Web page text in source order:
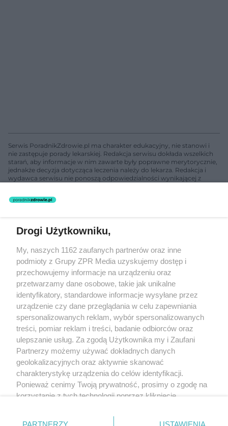
Serwis PoradnikZdrowie.pl ma charakter edukacyjny, nie stanowi i
nie zastępuje porady lekarskiej. Redakcja serwisu dokłada wszelkich
starań, aby informacje w nim zawarte były poprawne merytorycznie,
jednakże decyzja dotycząca leczenia należy do lekarza. Redakcja i
wydawca serwisu nie ponoszą odpowiedzialności wynikającej z
świadczeń zdrowotnych w rozumieniu art. 3 ust 1 ustawy o
rozpowszechniany lub dalej rozpowszechniany w jakikolwiek sposób
(w tym także elektroniczny lub mechaniczny) na jakimkolwiek polu
eksploatacji w jakiejkolwiek formie, włącznie z umieszczaniem w
Internecie bez pisemnej zgody właściciela praw. Jakiekolwiek użycie
lub wykorzystanie utworów w całości lub w części z naruszeniem
prawa, tzn. bez właściwej zgody, jest zabronione pod groźbą kary i
może być ścigane prawnie.
O nas
Informacje prawne
Nasze serwisy
Drogi Użytkowniku,
My, naszych 1162 zaufanych partnerów oraz inne
podmioty z Grupy ZPR Media uzyskujemy dostęp i
przechowujemy informacje na urządzeniu oraz
przetwarzamy dane osobowe, takie jak unikalne
identyfikatory, standardowe informacje wysyłane przez
urządzenie czy dane przeglądania w celu zapewniania
spersonalizowanych reklam, wybór spersonalizowanych
treści, pomiar reklam i treści, badanie odbiorców oraz
ulepszanie usług. Za zgodą Użytkownika my i Zaufani
Partnerzy możemy używać dokładnych danych
geolokalizacyjnych oraz aktywnie skanować
charakterystykę urządzenia do celów identyfikacji.
Ponieważ cenimy Twoją prywatność, prosimy o zgodę na
korzystanie z tych technologii poprzez kliknięcie
zmienić/wycofać klikając przycisk ustawień prywatności
PARTNERZY USTAWIENIA